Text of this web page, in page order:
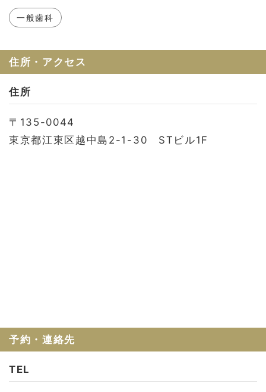
一般歯科
住所・アクセス
住所
〒135-0044
東京都江東区越中島2-1-30 STビル1F
予約・連絡先
TEL